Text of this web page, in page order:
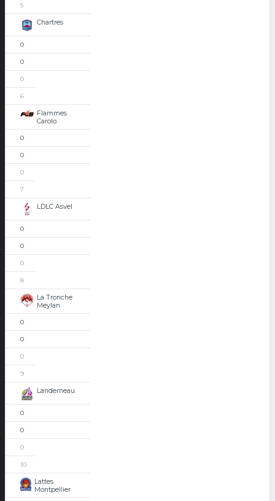
5
Chartres
0
0
0
6
Flammes
Carolo
0
0
0
7
LDLC Asvel
0
0
0
8
La Tronche
Meylan
0
0
0
9
Landerneau
0
0
0
10
Lattes
Montpellier